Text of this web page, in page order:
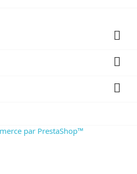



par PrestaShop™